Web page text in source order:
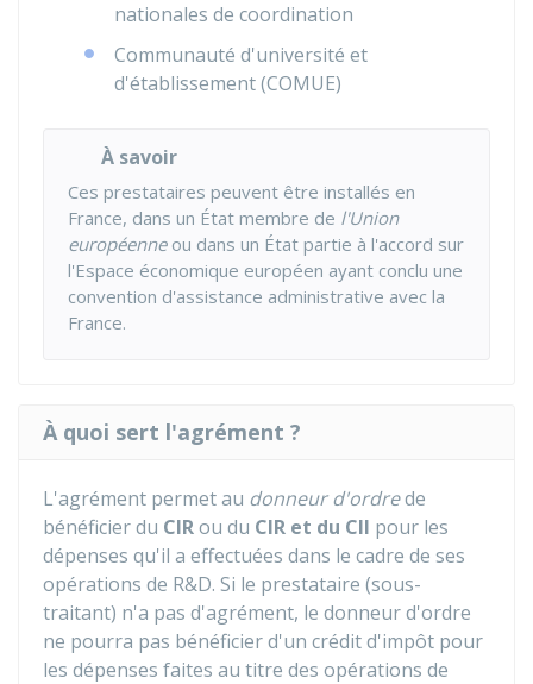
nationales de coordination
Communauté d'université et
d'établissement (COMUE)
À savoir
Ces prestataires peuvent être installés en
France, dans un État membre de l'Union
européenneou dans un État partie à l'accord sur
l'Espace économique européen ayant conclu une
convention d'assistance administrative avec la
France.
À quoi sert l'agrément ?
L'agrément permet au donneur d'ordrede
bénéficier du CIRou du CIR et du CII pour les
dépenses qu'il a effectuées dans le cadre de ses
opérations de R&D. Si le prestataire (sous-
traitant) n'a pas d'agrément, le donneur d'ordre
ne pourra pas bénéficier d'un crédit d'impôt pour
les dépenses faites au titre des opérations de